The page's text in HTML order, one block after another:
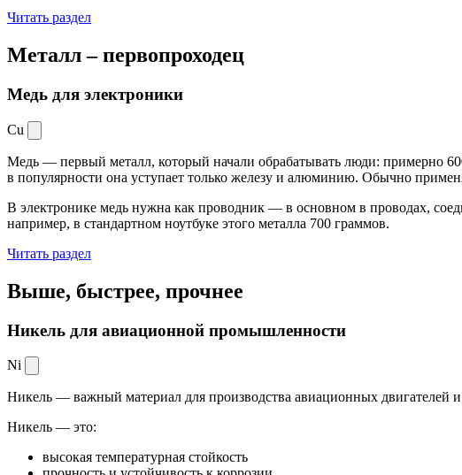
Читать раздел
Металл –первопроходец
Медь для электроники
Cu
Медь — первый металл, который начали обрабатывать люди: примерно
в популярности она уступает только железу и алюминию. Обычно
В электронике медь нужна как проводник — в основном в проводах,
например, в стандартном ноутбуке этого металла 700 граммов.
Читать раздел
Выше, быстрее, прочнее
Никель для авиационной промышленности
Ni
Никель — важный материал для производства авиационных двигателей
Никель — это:
высокая температурная стойкость